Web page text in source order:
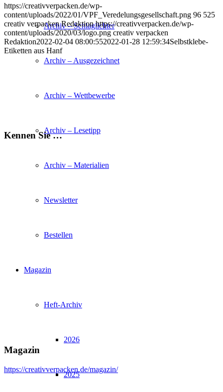
Archiv – Schlaglichter
Archiv – Ausgezeichnet
Archiv – Wettbewerbe
Archiv – Lesetipp
Archiv – Materialien
Newsletter
Bestellen
Magazin
Heft-Archiv
2026
2025
https://creativverpacken.de/wp-
content/uploads/2022/01/VPF_Veredelungsgesellschaft.png 96 525
creativ verpacken Redaktion https://creativverpacken.de/wp-
content/uploads/2020/03/logo.png creativ verpacken
Redaktion2022-02-04 08:00:552022-01-28 12:59:34Selbstklebe-
Etiketten aus Hanf
Kennen Sie …
Magazin
https://creativverpacken.de/magazin/